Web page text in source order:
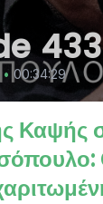
433
• 00:34:29
Καψής